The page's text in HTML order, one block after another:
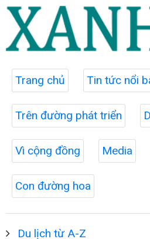
Trang chủ Tin tức nổi
Trên đường phát triển
Vì cộng đồng Media
Con đường hoa
Du lịch từ A-Z